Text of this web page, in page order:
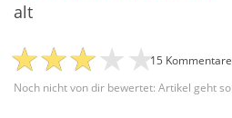
alt
Noch nicht von dir bewertet: Artikel geht so
15 Kommentare